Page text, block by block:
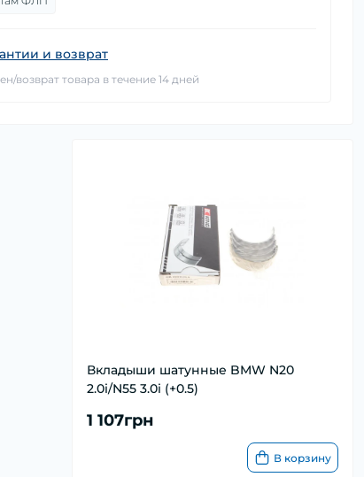
и возврат
возврат товара в течение 14 дней
Вкладыши шатунные BMW N20
2.0i/N55 3.0i (+0.5)
1 107грн
В корзину